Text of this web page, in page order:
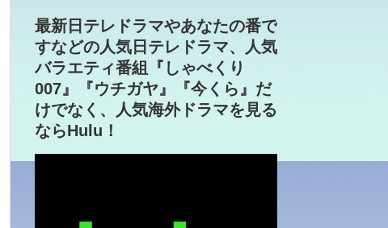
最新日テレドラマやあなたの番で
すなどの人気日テレドラマ、人気
バラエティ番組『しゃべくり
007』『ウチガヤ』『今くら』だ
けでなく、人気海外ドラマを見る
ならHulu！